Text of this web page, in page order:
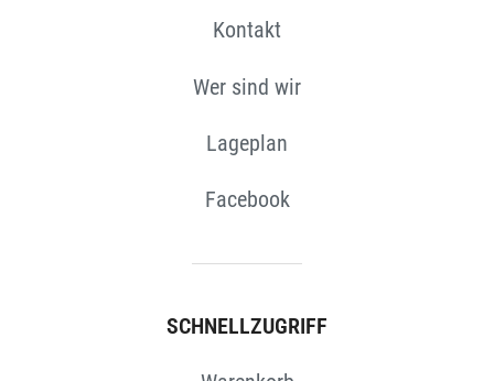
Kontakt
Wer sind wir
Lageplan
Facebook
SCHNELLZUGRIFF